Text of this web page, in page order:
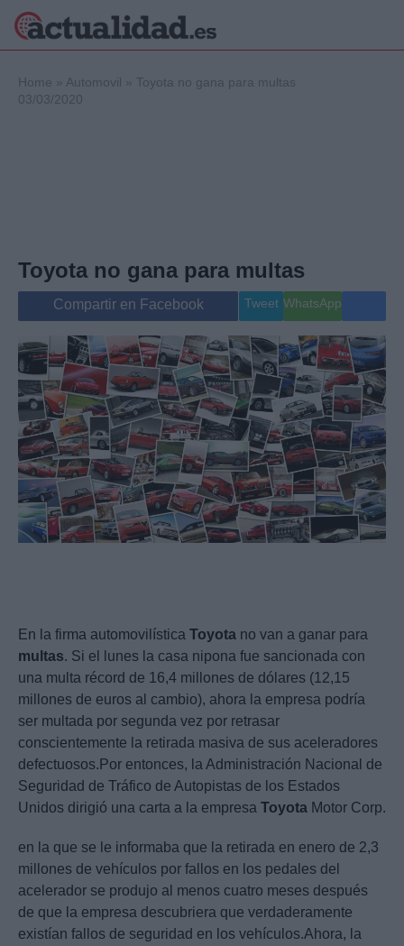
Internacional
Salud y Bienestar
Gente
Musica
Home » Automovil » Toyota no gana para multas
03/03/2020
Toyota no gana para multas
Compartir en Facebook Tweet WhatsApp
En la firma automovilística Toyota no van a ganar para
multas. Si el lunes la casa nipona fue sancionada con
una multa récord de 16,4 millones de dólares (12,15
millones de euros al cambio), ahora la empresa podría
ser multada por segunda vez por retrasar
conscientemente la retirada masiva de sus aceleradores
defectuosos.Por entonces, la Administración Nacional de
Seguridad de Tráfico de Autopistas de los Estados
Unidos dirigió una carta a la empresa Toyota Motor Corp.
en la que se le informaba que la retirada en enero de 2,3
millones de vehículos por fallos en los pedales del
acelerador se produjo al menos cuatro meses después
de que la empresa descubriera que verdaderamente
existían fallos de seguridad en los vehículos.Ahora, la